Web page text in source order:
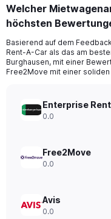
Welcher
höchsten
Basierend auf dem
Rent-A-Car als das am
Burghausen, mit einer
Free2Move mit einer
Enterprise
0.0
Free2Move
0.0
Avis
0.0